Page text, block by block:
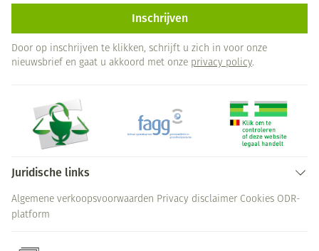
Inschrijven
Door op inschrijven te klikken, schrijft u zich in voor onze
nieuwsbrief en gaat u akkoord met onze privacy policy.
Juridische links
Algemene verkoopsvoorwaarden Privacy disclaimer Cookies ODR-
platform